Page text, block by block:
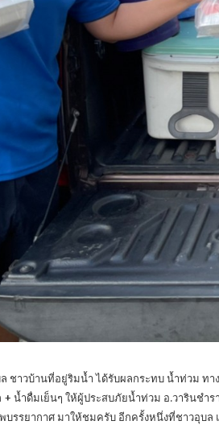
ชาวบ้านที่อยู่ริมน้ำ ได้รับผลกระทบ น้ำท่วม ท
น้ำดื่มเย็นๆ ให้ผู้ประสบภัยน้ำท่วม อ.วารินชำ
บรรยากาศ มาให้ชมครับ อีกครั้งหนึ่งที่ชาวอุบ